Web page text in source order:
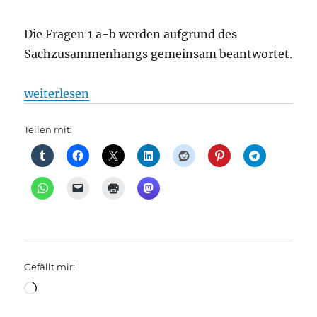
Die Fragen 1 a-b werden aufgrund des
Sachzusammenhangs gemeinsam beantwortet.
„Wann kommt die U7 vom BER bis zur Heerstraße?,
weiterlesen
Teilen mit:
Gefällt mir:
Wird